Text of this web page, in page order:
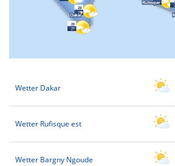
Wetter Dakar
Wetter Rufisque est
Wetter Bargny Ngoude